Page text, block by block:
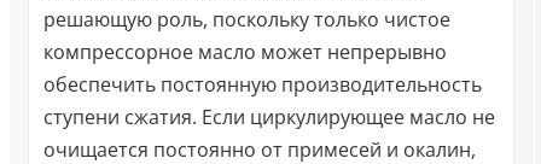
решающую роль, поскольку только чистое
компрессорное масло может непрерывно
обеспечить постоянную производительность
ступени сжатия. Если циркулирующее масло не
очищается постоянно от примесей и окалин,